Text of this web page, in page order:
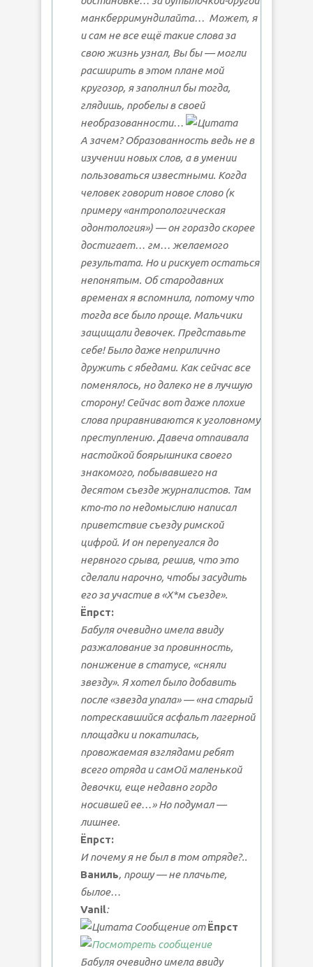
манкберримундилайта… Может, я
и сам не все ещё такие слова за
свою жизнь узнал, Вы бы — могли
расширить в этом плане мой
кругозор, я заполнил бы тогда,
глядишь, пробелы в своей
необразованности…
А зачем? Образованность ведь не в
изучении новых слов, а в умении
пользоваться известными. Когда
человек говорит новое слово (к
примеру «антропологическая
одонтология») — он гораздо скорее
достигает… гм… желаемого
результата. Но и рискует остаться
непонятым. Об стародавних
временах я вспомнила, потому что
тогда все было проще. Мальчики
защищали девочек. Представьте
себе! Было даже неприлично
дружить с ябедами. Как сейчас все
поменялось, но далеко не в лучшую
сторону! Сейчас вот даже плохие
слова приравниваются к уголовному
преступлению. Давеча отпаивала
настойкой боярышника своего
знакомого, побывавшего на
десятом съезде журналистов. Там
кто-то по недомыслию написал
приветствие съезду римской
цифрой. И он перепугался до
нервного срыва, решив, что это
сделали нарочно, чтобы засудить
его за участие в «Х*м съезде».
Ёпрст:
Бабуля очевидно имела ввиду
разжалование за провинность,
понижение в статусе, «сняли
звезду». Я хотел было добавить
после «звезда упала» — «на старый
потрескавшийся асфальт лагерной
площадки и покатилась,
провожаемая взглядами ребят
всего отряда и самОй маленькой
девочки, еще недавно гордо
носившей ее…» Но подумал —
лишнее.
Ёпрст:
И почему я не был в том отряде?..
Ваниль, прошу — не плачьте,
былое…
Vanil:
Сообщение отЁпрст
Бабуля очевидно имела ввиду